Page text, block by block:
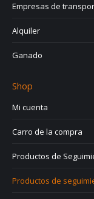
Empresas de
Alquiler
Ganado
Shop
Mi cuenta
Carro de la compra
Productos de
Productos de